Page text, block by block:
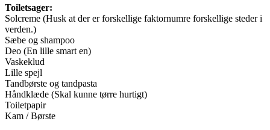
Toiletsager:
Solcreme (Husk at der er forskellige faktornumre forskellige steder i
verden.)
Sæbe og shampoo
Deo (En lille smart en)
Vaskeklud
Lille spejl
Tandbørste og tandpasta
Håndklæde (Skal kunne tørre hurtigt)
Toiletpapir
Kam / Børste